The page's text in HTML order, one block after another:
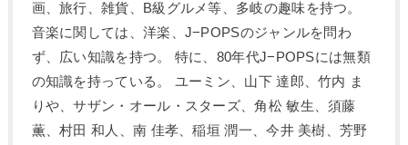
画、旅行、雑貨、B級グルメ等、多岐の趣味を持つ。
音楽に関しては、洋楽、J−POPSのジャンルを問わ
ず、広い知識を持つ。 特に、80年代J−POPSには無類
の知識を持っている。 ユーミン、山下 達郎、竹内 ま
りや、サザン・オール・スターズ、角松 敏生、須藤
薫、村田 和人、南 佳孝、稲垣 潤一、今井 美樹、芳野